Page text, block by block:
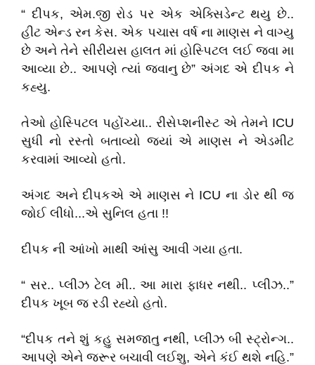
“ દીપક, એમ.જી રોડ પર એક એક્સિડેન્ટ થયુ છે..
હીટ એન્ડ રન કેસ. એક પચાસ વર્ષ ના માણસ ને વાગ્યુ
છે અને તેને સીરીયસ હાલત માં હોસ્પિટલ લઈ જવા મા
આવ્યા છે.. આપણે ત્યાં જવાનુ છે” અંગદ એ દીપક ને
કહ્યુ.
તેઓ હોસ્પિટલ પહોંચ્યા.. રીસેપ્શનીસ્ટ એ તેમને ICU
સુધી નો રસ્તો બતાવ્યો જ્યાં એ માણસ ને એડમીટ
કરવામાં આવ્યો હતો.
અંગદ અને દીપકએ એ માણસ ને ICU ના ડોર થી જ
જોઈ લીધો...એ સુનિલ હતા !!
દીપક ની આંખો માથી આંસુ આવી ગયા હતા.
“ સર.. પ્લીઝ ટેલ મી.. આ મારા ફાધર નથી.. પ્લીઝ..”
દીપક ખૂબ જ રડી રહ્યો હતો.
“દીપક તને શું કહુ સમજાતુ નથી, પ્લીઝ બી સ્ટ્રોન્ગ..
આપણે એને જરૂર બચાવી લઈશુ, એને કંઈ થશે નહિ.”